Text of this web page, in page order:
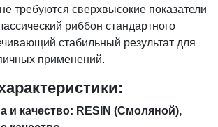
требуются сверхвысокие показатели
риббон стандартного
стабильный результат для
применений.
и качество: RESIN (Смоляной),